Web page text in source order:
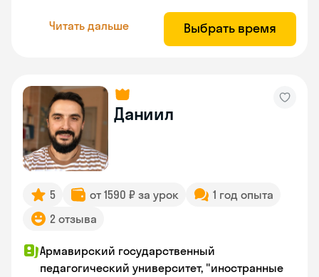
Читать дальше Выбрать время
Даниил
5 от 1590 ₽ за урок
1 год опыта
2 отзыва
Армавирский государственный
педагогический университет, "иностранные